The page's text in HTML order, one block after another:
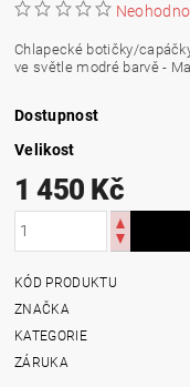
Chlapecké botičky/
ve světle modré barvě -
Dostupnost
Velikost
1 450 Kč
KÓD PRODUKTU
ZNAČKA
KATEGORIE
ZÁRUKA